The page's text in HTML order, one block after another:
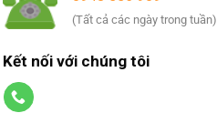
(Tất cả các ngày trong tuần)
Kết nối với chúng tôi